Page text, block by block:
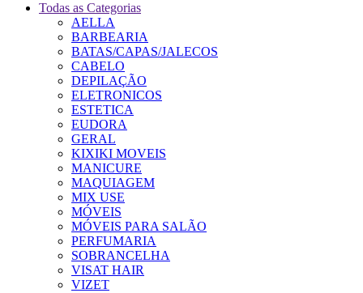
Todas as Categorias
AELLA
BARBEARIA
BATAS/CAPAS/JALECOS
CABELO
DEPILAÇÃO
ELETRONICOS
ESTETICA
EUDORA
GERAL
KIXIKI MOVEIS
MANICURE
MAQUIAGEM
MIX USE
MÓVEIS
MÓVEIS PARA SALÃO
PERFUMARIA
SOBRANCELHA
VISAT HAIR
VIZET